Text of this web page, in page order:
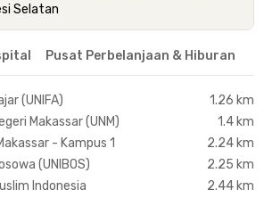
Selatan
Pusat Perbelanjaan & Hiburan
(UNIFA)
1.26 km
Makassar (UNM)
1.4 km
- Kampus 1
2.24 km
(UNIBOS)
2.25 km
Indonesia
2.44 km